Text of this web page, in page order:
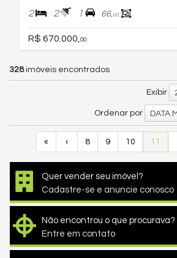
2 2 1 66,00
R$ 670.000, 00
328imóveis encontrados
Exibir
Ordenar por DATA
« ‹ 8 9 10 11
Quer vender seu imóvel?
Cadastre-se e anuncie conosco
Não encontrou o que procurava?
Entre em contato